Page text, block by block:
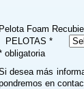
Pelota Foam
PELOTAS *
obligatoria
desea más
en